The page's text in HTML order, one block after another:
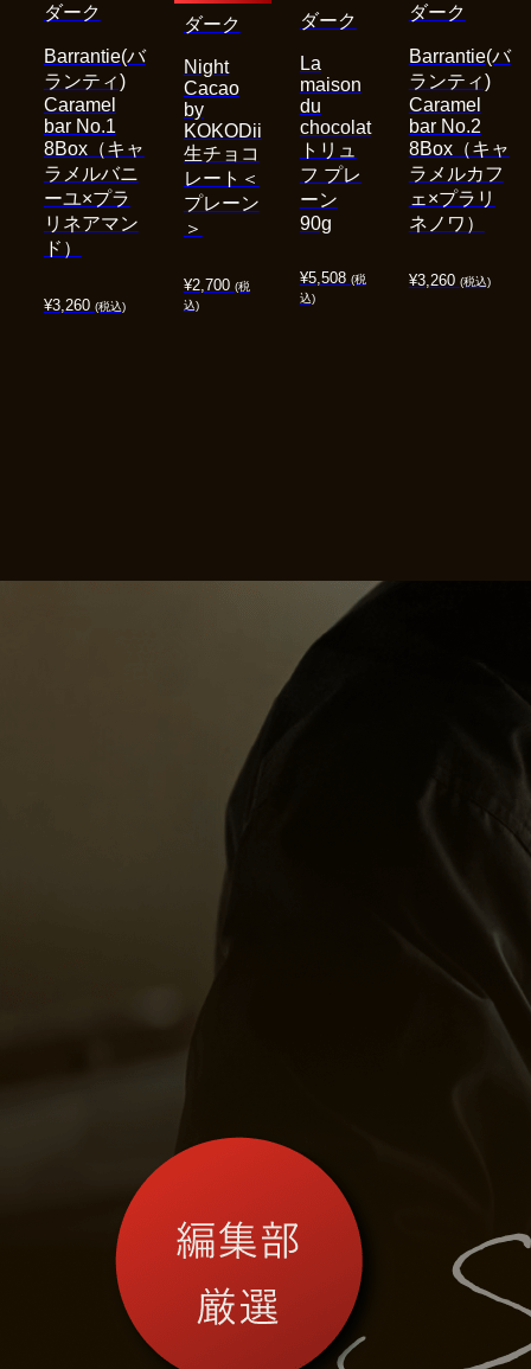
¥3,260 (税込)
Barrantie(バ
ランティ)
Caramel
bar No.1
8Box（キャ
ラメルバニ
ーユ×プラ
リネアマン
ド）
ダーク
¥2,700 (税
込)
Night
Cacao
by
KOKODii
生チョコ
レート＜
プレーン
＞
ダーク
¥5,508 (税
込)
La
maison
du
chocolat
トリュ
フ プレ
ーン
90g
ダーク
¥3,260 (税込)
Barrantie(バ
ランティ)
Caramel
bar No.2
8Box（キャ
ラメルカフ
ェ×プラリ
ネノワ）
ダーク